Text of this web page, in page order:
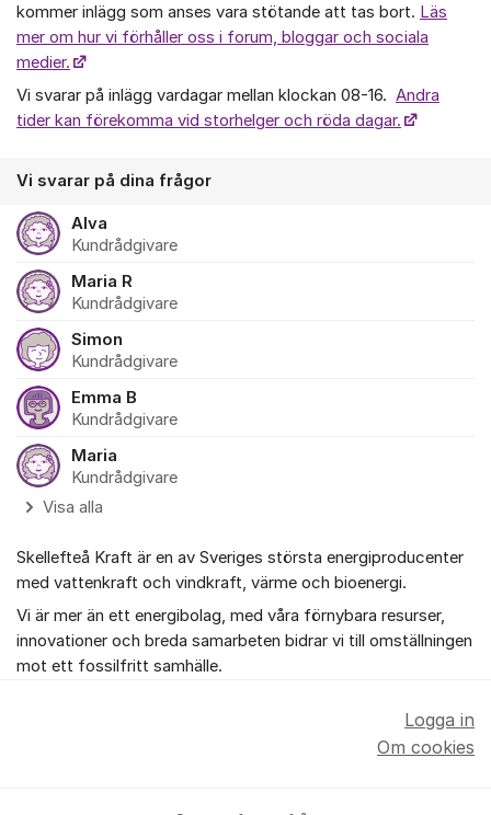
kommer inlägg som anses vara stötande att tas bort. Läs
mer om hur vi förhåller oss i forum, bloggar och sociala
medier.
Vi svarar på inlägg vardagar mellan klockan 08-16. Andra
tider kan förekomma vid storhelger och röda dagar.
Vi svarar på dina frågor
Alva
Kundrådgivare
Maria R
Kundrådgivare
Simon
Kundrådgivare
Emma B
Kundrådgivare
Maria
Kundrådgivare
Visa alla
Skellefteå Kraft är en av Sveriges största energiproducenter
med vattenkraft och vindkraft, värme och bioenergi.
Vi är mer än ett energibolag, med våra förnybara resurser,
innovationer och breda samarbeten bidrar vi till omställningen
mot ett fossilfritt samhälle.
Logga in
Om cookies